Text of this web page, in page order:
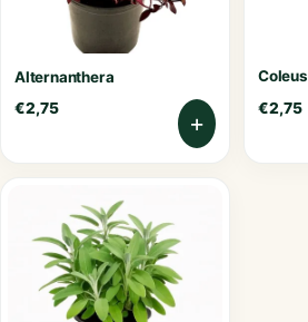
Alternanthera
€2,75
+
Coleus
€2,75